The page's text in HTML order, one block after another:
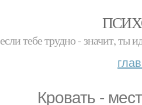
если тебе трудно - значит, ты
Кровать -